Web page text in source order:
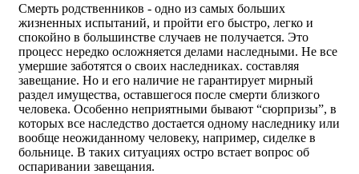
Смерть родственников - одно из самых больших
жизненных испытаний, и пройти его быстро, легко и
спокойно в большинстве случаев не получается. Это
процесс нередко осложняется делами наследными. Не все
умершие заботятся о своих наследниках. составляя
завещание. Но и его наличие не гарантирует мирный
раздел имущества, оставшегося после смерти близкого
человека. Особенно неприятными бывают “сюрпризы”, в
которых все наследство достается одному наследнику или
вообще неожиданному человеку, например, сиделке в
больнице. В таких ситуациях остро встает вопрос об
оспаривании завещания.